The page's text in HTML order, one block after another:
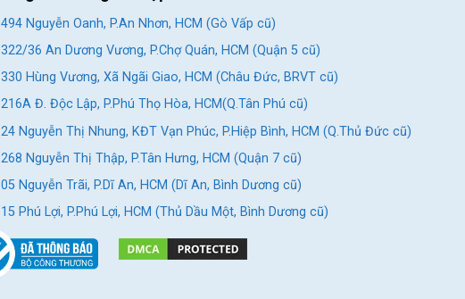
494 Nguyễn Oanh, P.An Nhơn, HCM (Gò Vấp cũ)
322/36 An Dương Vương, P.Chợ Quán, HCM (Quận 5 cũ)
330 Hùng Vương, Xã Ngãi Giao, HCM (Châu Đức, BRVT cũ)
216A Đ. Độc Lập, P.Phú Thọ Hòa, HCM(Q.Tân Phú cũ)
24 Nguyễn Thị Nhung, KĐT Vạn Phúc, P.Hiệp Bình, HCM (Q.Thủ Đức cũ)
268 Nguyễn Thị Thập, P.Tân Hưng, HCM (Quận 7 cũ)
05 Nguyễn Trãi, P.Dĩ An, HCM (Dĩ An, Bình Dương cũ)
15 Phú Lợi, P.Phú Lợi, HCM (Thủ Dầu Một, Bình Dương cũ)